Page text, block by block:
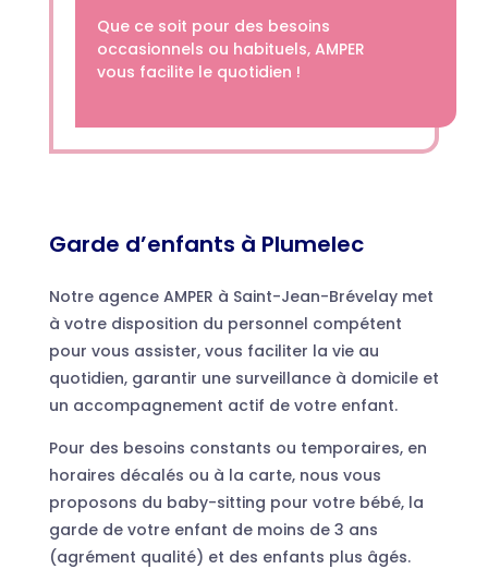
Que ce soit pour des besoins
occasionnels ou habituels, AMPER
vous facilite le quotidien !
Garde d’enfants à Plumelec
Notre agence AMPER à Saint-Jean-Brévelay met
à votre disposition du personnel compétent
pour vous assister, vous faciliter la vie au
quotidien, garantir une surveillance à domicile et
un accompagnement actif de votre enfant.
Pour des besoins constants ou temporaires, en
horaires décalés ou à la carte, nous vous
proposons du baby-sitting pour votre bébé, la
garde de votre enfant de moins de 3 ans
(agrément qualité) et des enfants plus âgés.